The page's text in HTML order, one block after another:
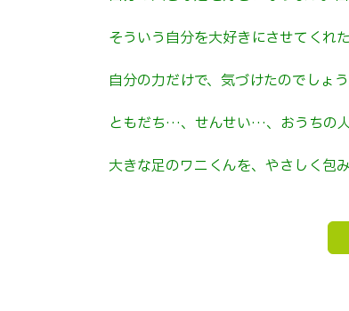
そういう自分を大好きにさせてくれ
自分の力だけで、気づけたのでしょ
ともだち…、せんせい…、おうちの
大きな足のワニくんを、やさしく包